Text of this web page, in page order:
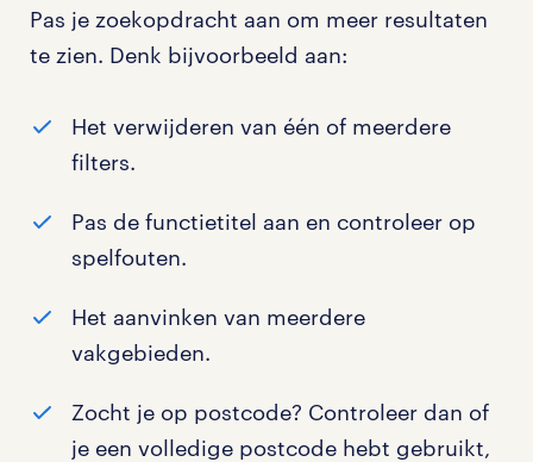
Pas je zoekopdracht aan om meer resultaten
te zien. Denk bijvoorbeeld aan:
Het verwijderen van één of meerdere
filters.
Pas de functietitel aan en controleer op
spelfouten.
Het aanvinken van meerdere
vakgebieden.
Zocht je op postcode? Controleer dan of
je een volledige postcode hebt gebruikt,